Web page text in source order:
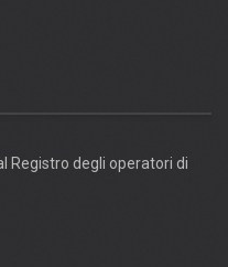
Registro degli operatori di